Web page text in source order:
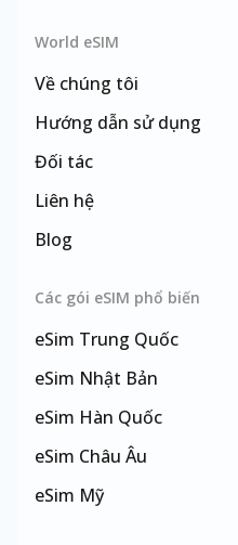
World eSIM
Về chúng tôi
Hướng dẫn sử dụng
Đối tác
Liên hệ
Blog
Các gói eSIM phổ biến
eSim Trung Quốc
eSim Nhật Bản
eSim Hàn Quốc
eSim Châu Âu
eSim Mỹ